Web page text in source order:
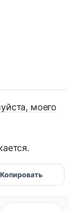
моего
Копировать